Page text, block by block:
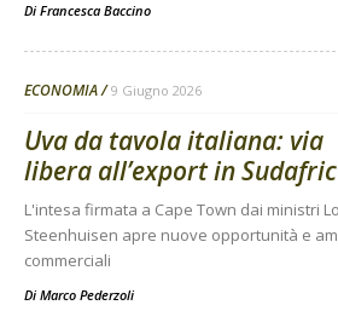
Di Francesca Baccino
ECONOMIA 9 Giugno 2026
Uva da tavola italiana: via
libera all’export in
L'intesa firmata a Cape Town dai ministri
Steenhuisen apre nuove opportunità e
commerciali
Di Marco Pederzoli